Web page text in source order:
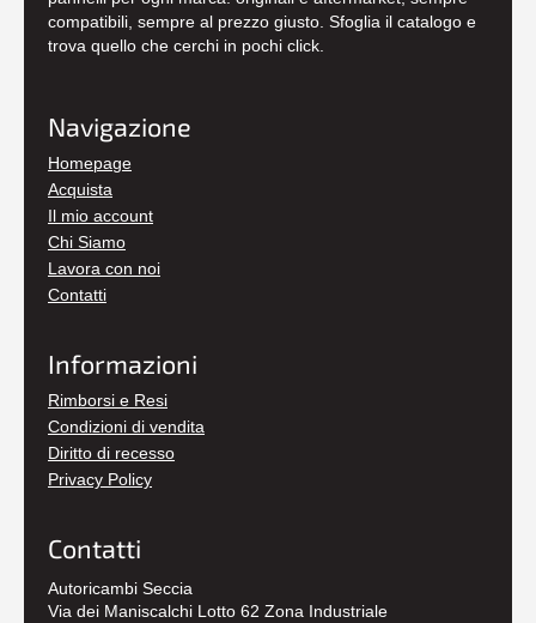
compatibili, sempre al prezzo giusto. Sfoglia il catalogo e
trova quello che cerchi in pochi click.
Navigazione
Homepage
Acquista
Il mio account
Chi Siamo
Lavora con noi
Contatti
Informazioni
Rimborsi e Resi
Condizioni di vendita
Diritto di recesso
Privacy Policy
Contatti
Autoricambi Seccia
Via dei Maniscalchi Lotto 62 Zona Industriale